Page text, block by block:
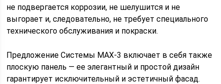
не подвергается коррозии, не шелушится и не
выгорает и, следовательно, не требует специального
технического обслуживания и покраски.
Предложение Системы MAX-3 включает в себя также
плоскую панель — ее элегантный и простой дизайн
гарантирует исключительный и эстетичный фасад.